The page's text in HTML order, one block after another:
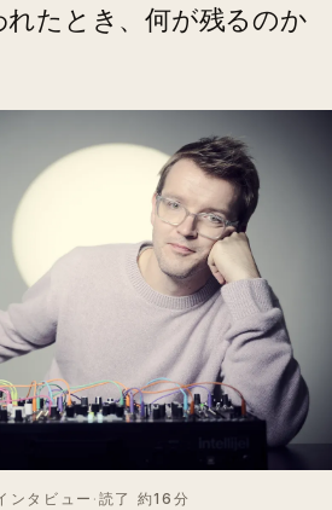
たとき、何が残るのか
ンタビュー · 読了 約16分